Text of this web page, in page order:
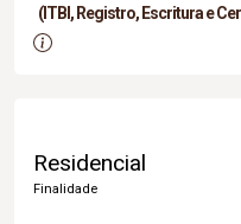
(ITBI, Registro, Escritura e
Residencial
Finalidade